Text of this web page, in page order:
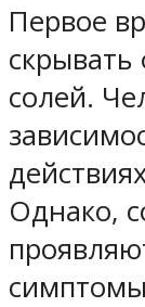
Первое
скрывать
солей.
Однако,